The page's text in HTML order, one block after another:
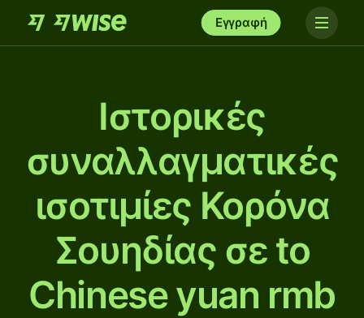
Εγγραφή
Ιστορικές
συναλλαγματικές
ισοτιμίες Κορόνα
Σουηδίας σε to
Chinese yuan rmb